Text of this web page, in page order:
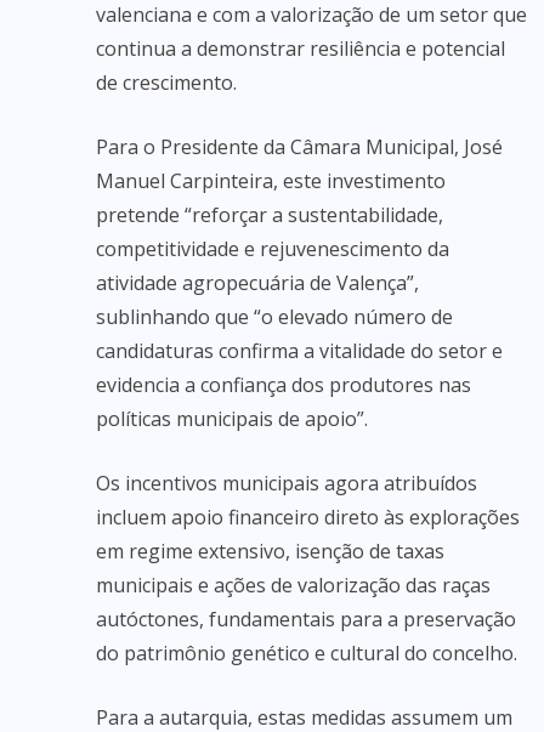
valenciana e com a valorização de um setor que
continua a demonstrar resiliência e potencial
de crescimento.
Para o Presidente da Câmara Municipal, José
Manuel Carpinteira, este investimento
pretende “reforçar a sustentabilidade,
competitividade e rejuvenescimento da
atividade agropecuária de Valença”,
sublinhando que “o elevado número de
candidaturas confirma a vitalidade do setor e
evidencia a confiança dos produtores nas
políticas municipais de apoio”.
Os incentivos municipais agora atribuídos
incluem apoio financeiro direto às explorações
em regime extensivo, isenção de taxas
municipais e ações de valorização das raças
autóctones, fundamentais para a preservação
do patrimônio genético e cultural do concelho.
Para a autarquia, estas medidas assumem um